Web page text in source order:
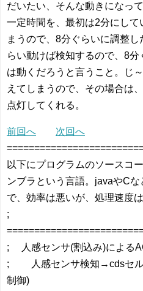
だいたい、そんな動きになって
一定時間を、最初は2分にし
まうので、8分ぐらいに調整
らい動けば検知するので、8
は動くだろうと言うこと。じ
えてしまうので、その場合は
点灯してくれる。
前回へ
次回へ
以下にプログラムのソースコ
ンブラという言語。javaやC
で、効率は悪いが、処理速度は
;
; 人感センサ(割込み)による
; 人感センサ検知→cdsセル
制御)